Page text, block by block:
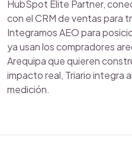
HubSpot Elite Partner,
con el CRM de ventas para
Integramos AEO para
ya usan los compradores
Arequipa que quieren
impacto real, Triario integra
medición.